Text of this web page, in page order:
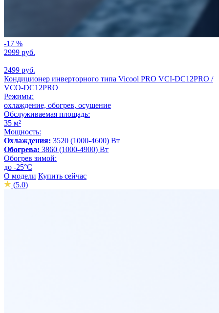
-17 %
2999 руб.
2499 руб.
Кондиционер инверторного типа Vicool PRO VCI-DC12PRO /
VCO-DC12PRO
Режимы:
охлаждение, обогрев, осушение
Обслуживаемая площадь:
35 м²
Мощность:
Охлаждения: 3520 (1000-4600) Вт
Обогрева: 3860 (1000-4900) Вт
Обогрев зимой:
до -25°С
О модели Купить сейчас
(5.0)